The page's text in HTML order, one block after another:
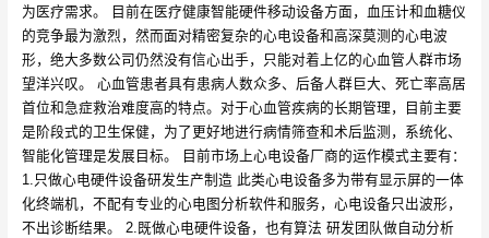
为医疗需求。 目前在医疗健康智能硬件移动设备方面，血压计和血糖仪
的竞争最为激烈，然而面对精密复杂的心电设备和高深莫测的心电波
形，绝大多数公司仍然没有信心出手，只能对着上亿的心血管人群市场
望洋兴叹。 心血管患者具有患病人数众多、后备人群巨大、死亡率高居
首位和急症救治难度高的特点。对于心血管疾病的长期管理，目前主要
是阶段式的卫生保健，为了更好地进行病情筛查和术后监测，系统化、
智能化管理是发展目标。 目前市场上心电设备厂商的运作模式主要有：
1.只做心电硬件设备研发生产制造 此类心电设备多为带有显示屏的一体
化终端机，不配有专业的心电图分析软件和服务，心电设备只出波形，
不出诊断结果。 2.既做心电硬件设备，也有算法 研发团队做自动分析